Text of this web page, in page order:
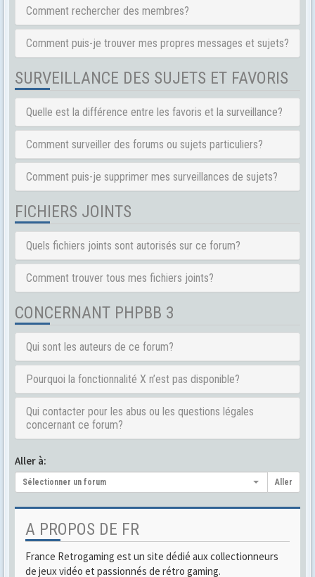
Comment rechercher des membres?
Comment puis-je trouver mes propres messages et sujets?
SURVEILLANCE DES SUJETS ET FAVORIS
Quelle est la différence entre les favoris et la surveillance?
Comment surveiller des forums ou sujets particuliers?
Comment puis-je supprimer mes surveillances de sujets?
FICHIERS JOINTS
Quels fichiers joints sont autorisés sur ce forum?
Comment trouver tous mes fichiers joints?
CONCERNANT PHPBB 3
Qui sont les auteurs de ce forum?
Pourquoi la fonctionnalité X n’est pas disponible?
Qui contacter pour les abus ou les questions légales
concernant ce forum?
Aller à:
Sélectionner un forum Aller
A PROPOS DE FR
France Retrogaming est un site dédié aux collectionneurs
de jeux vidéo et passionnés de rétro gaming.